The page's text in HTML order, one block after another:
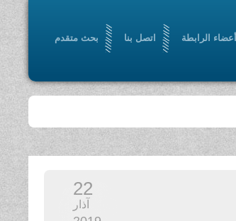
أعضاء الرابطة اتصل بنا بحث متقدم
22
آذار